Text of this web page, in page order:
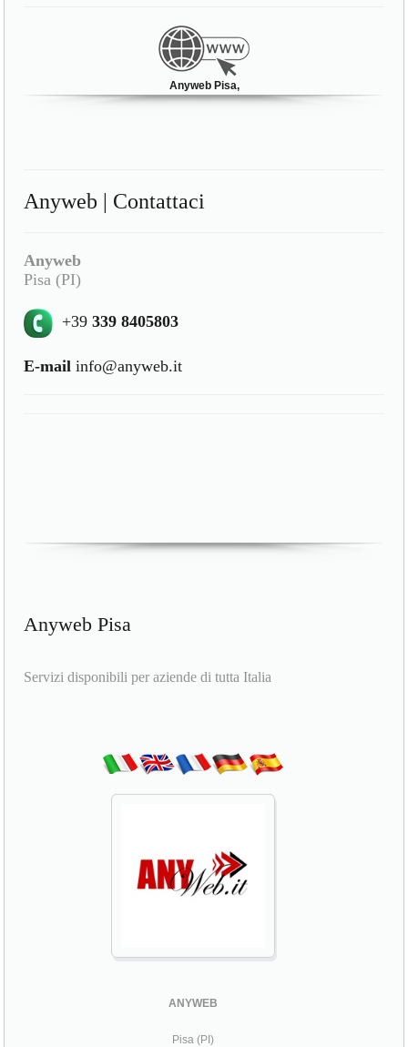
Anyweb Pisa,
Anyweb | Contattaci
Anyweb
Pisa (PI)
+39339 8405803
E-mail info@anyweb.it
Anyweb Pisa
Servizi disponibili per aziende di tutta Italia
ANYWEB
Pisa (PI)